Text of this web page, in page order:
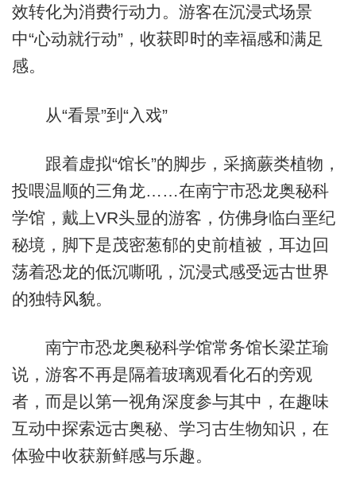
效转化为消费行动力。游客在沉浸式场景
中“心动就行动”，收获即时的幸福感和满足
感。
从“看景”到“入戏”
跟着虚拟“馆长”的脚步，采摘蕨类植物，
投喂温顺的三角龙……在南宁市恐龙奥秘科
学馆，戴上VR头显的游客，仿佛身临白垩纪
秘境，脚下是茂密葱郁的史前植被，耳边回
荡着恐龙的低沉嘶吼，沉浸式感受远古世界
的独特风貌。
南宁市恐龙奥秘科学馆常务馆长梁芷瑜
说，游客不再是隔着玻璃观看化石的旁观
者，而是以第一视角深度参与其中，在趣味
互动中探索远古奥秘、学习古生物知识，在
体验中收获新鲜感与乐趣。